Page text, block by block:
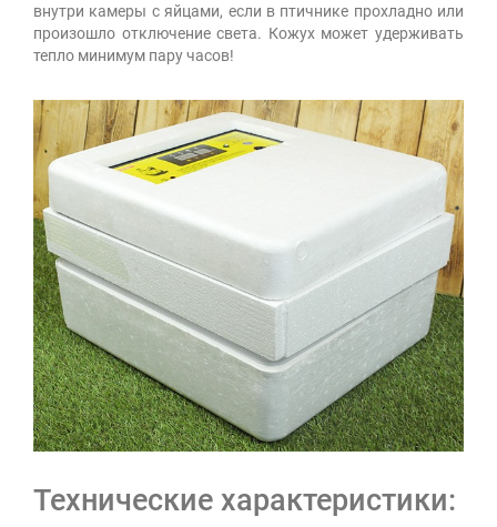
внутри камеры с яйцами, если в птичнике прохладно или
произошло отключение света. Кожух может удерживать
тепло минимум пару часов!
Технические характеристики: